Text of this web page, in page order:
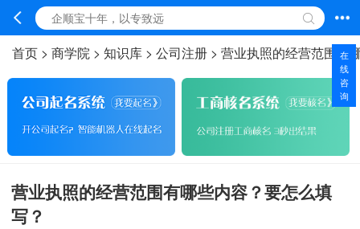
首页 > 商学院 > 知识库 > 公司注册 > 营业执照的经营范围有
营业执照的经营范围有哪些内容？要怎么填
写？
在
线
咨
询